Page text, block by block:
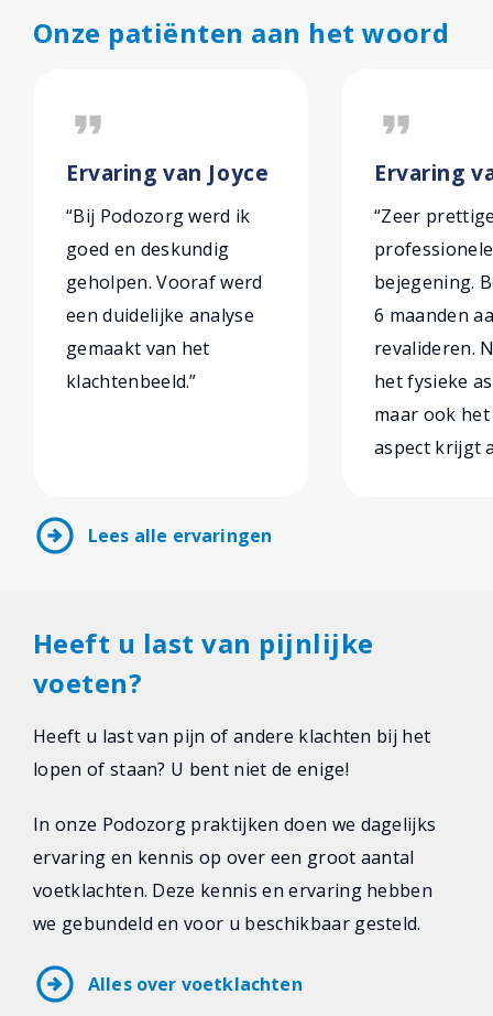
Onze patiënten aan het woord
format_quote
Ervaring van Joyce
“Bij Podozorg werd ik
goed en deskundig
geholpen. Vooraf werd
een duidelijke analyse
gemaakt van het
klachtenbeeld.”
format_quote
Ervaring
“Zeer
professionele
bejegening.
6 maanden
revalideren.
het fysieke
maar ook
aspect krijgt
arrow_circle_right Lees alle ervaringen
Heeft u last van pijnlijke
voeten?
Heeft u last van pijn of andere klachten bij het
lopen of staan? U bent niet de enige!
In onze Podozorg praktijken doen we dagelijks
ervaring en kennis op over een groot aantal
voetklachten. Deze kennis en ervaring hebben
we gebundeld en voor u beschikbaar gesteld.
arrow_circle_right Alles over voetklachten